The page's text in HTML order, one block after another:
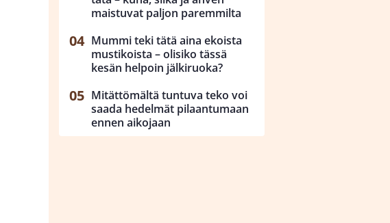
maistuvat paljon paremmilta
Mummi teki tätä aina ekoista
mustikoista – olisiko tässä
kesän helpoin jälkiruoka?
Mitättömältä tuntuva teko voi
saada hedelmät pilaantumaan
ennen aikojaan